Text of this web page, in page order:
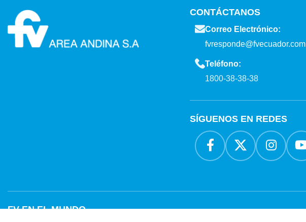
CONTÁCTANOS
Correo Electrónico:
fvresponde@fvecuador.com
Teléfono:
1800-38-38-38
SÍGUENOS EN REDES
FV EN EL MUNDO